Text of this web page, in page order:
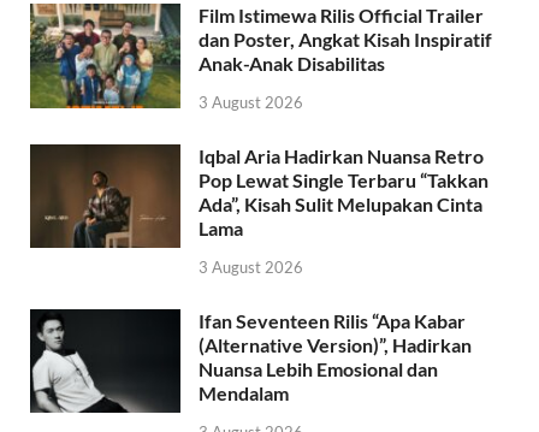
Film Istimewa Rilis Official Trailer
dan Poster, Angkat Kisah Inspiratif
Anak-Anak Disabilitas
3 August 2026
Iqbal Aria Hadirkan Nuansa Retro
Pop Lewat Single Terbaru “Takkan
Ada”, Kisah Sulit Melupakan Cinta
Lama
3 August 2026
Ifan Seventeen Rilis “Apa Kabar
(Alternative Version)”, Hadirkan
Nuansa Lebih Emosional dan
Mendalam